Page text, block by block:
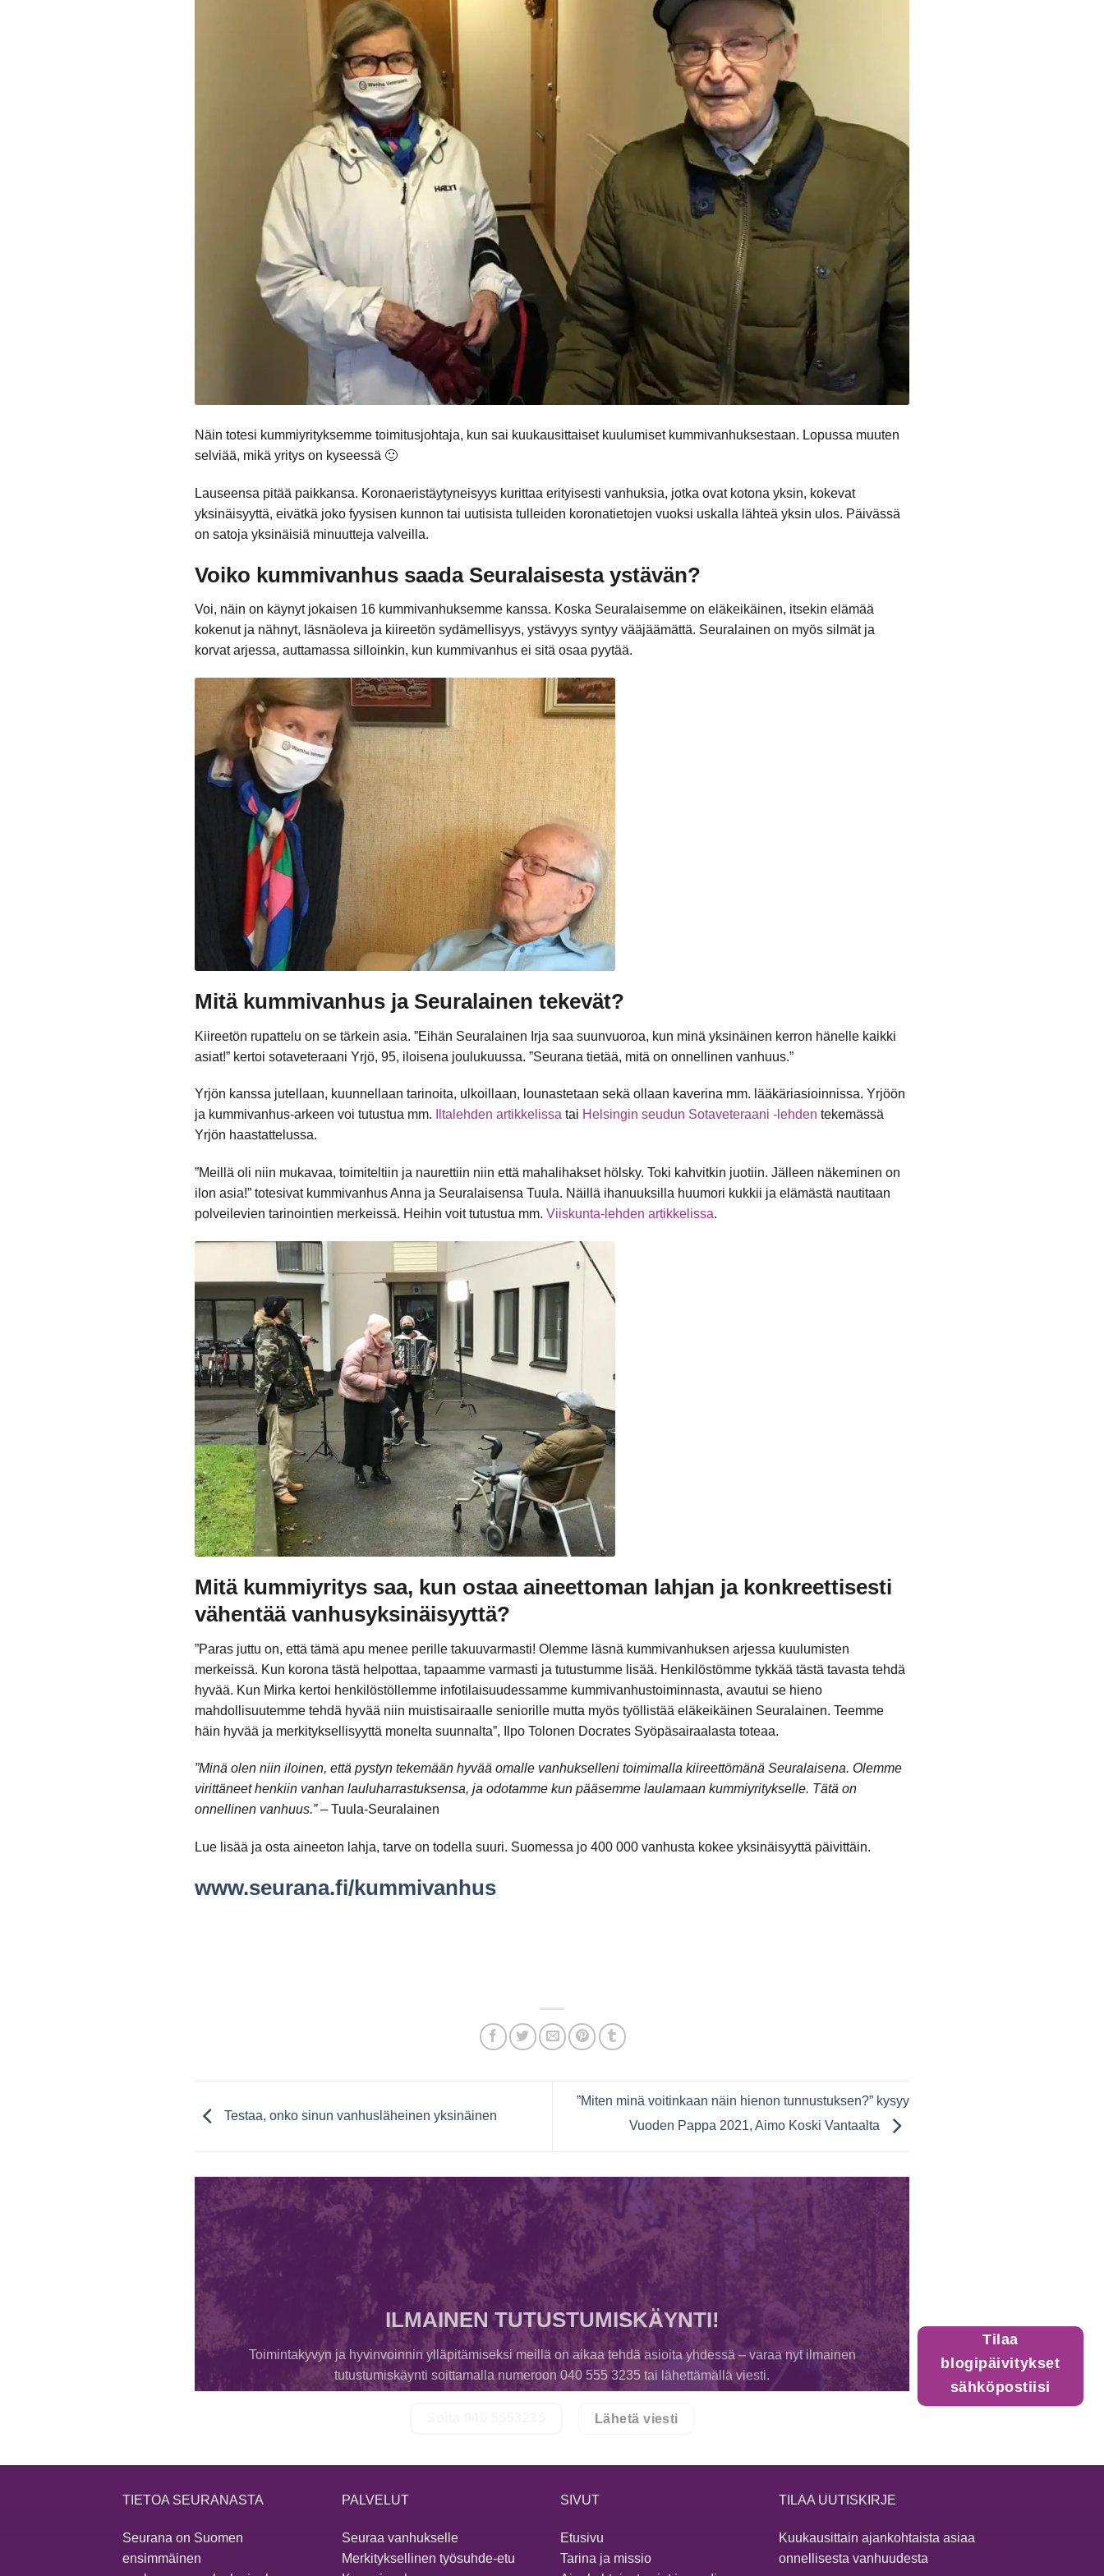
Näin totesi kummiyrityksemme toimitusjohtaja, kun sai kuukausittaiset kuulumiset kummivanhuksestaan. Lopussa muuten
selviää, mikä yritys on kyseessä 🙂
Lauseensa pitää paikkansa. Koronaeristäytyneisyys kurittaa erityisesti vanhuksia, jotka ovat kotona yksin, kokevat
yksinäisyyttä, eivätkä joko fyysisen kunnon tai uutisista tulleiden koronatietojen vuoksi uskalla lähteä yksin ulos. Päivässä
on satoja yksinäisiä minuutteja valveilla.
Voiko kummivanhus saada Seuralaisesta ystävän?
Voi, näin on käynyt jokaisen 16 kummivanhuksemme kanssa. Koska Seuralaisemme on eläkeikäinen, itsekin elämää
kokenut ja nähnyt, läsnäoleva ja kiireetön sydämellisyys, ystävyys syntyy vääjäämättä. Seuralainen on myös silmät ja
korvat arjessa, auttamassa silloinkin, kun kummivanhus ei sitä osaa pyytää.
Mitä kummivanhus ja Seuralainen tekevät?
Kiireetön rupattelu on se tärkein asia. ”Eihän Seuralainen Irja saa suunvuoroa, kun minä yksinäinen kerron hänelle kaikki
asiat!” kertoi sotaveteraani Yrjö, 95, iloisena joulukuussa. ”Seurana tietää, mitä on onnellinen vanhuus.”
Yrjön kanssa jutellaan, kuunnellaan tarinoita, ulkoillaan, lounastetaan sekä ollaan kaverina mm. lääkäriasioinnissa. Yrjöön
ja kummivanhus-arkeen voi tutustua mm.
Iltalehden artikkelissa tai Helsingin seudun Sotaveteraani -lehden tekemässä
Yrjön haastattelussa.
”Meillä oli niin mukavaa, toimiteltiin ja naurettiin niin että mahalihakset hölsky. Toki kahvitkin juotiin. Jälleen näkeminen on
ilon asia!” totesivat kummivanhus Anna ja Seuralaisensa Tuula. Näillä ihanuuksilla huumori kukkii ja elämästä nautitaan
polveilevien tarinointien merkeissä. Heihin voit tutustua mm. Viiskunta-lehden artikkelissa.
Mitä kummiyritys saa, kun ostaa aineettoman lahjan ja konkreettisesti
vähentää vanhusyksinäisyyttä?
”Paras juttu on, että tämä apu menee perille takuuvarmasti! Olemme läsnä kummivanhuksen arjessa kuulumisten
merkeissä. Kun korona tästä helpottaa, tapaamme varmasti ja tutustumme lisää. Henkilöstömme tykkää tästä tavasta tehdä
hyvää. Kun Mirka kertoi henkilöstöllemme infotilaisuudessamme kummivanhustoiminnasta, avautui se hieno
mahdollisuutemme tehdä hyvää niin muistisairaalle seniorille mutta myös työllistää eläkeikäinen Seuralainen. Teemme
häin hyvää ja merkityksellisyyttä monelta suunnalta”, Ilpo Tolonen Docrates Syöpäsairaalasta toteaa.
”Minä olen niin iloinen, että pystyn tekemään hyvää omalle vanhukselleni toimimalla kiireettömänä Seuralaisena. Olemme
virittäneet henkiin vanhan lauluharrastuksensa, ja odotamme kun pääsemme laulamaan kummiyritykselle. Tätä on
onnellinen vanhuus.”– Tuula-Seuralainen
Lue lisää ja osta aineeton lahja, tarve on todella suuri. Suomessa jo 400 000 vanhusta kokee yksinäisyyttä päivittäin.
www.seurana.fi/kummivanhus
Testaa, onko sinun vanhusläheinen yksinäinen
”Miten minä voitinkaan näin hienon tunnustuksen?” kysyy
Vuoden Pappa 2021, Aimo Koski Vantaalta
Tilaa
blogipäivitykset
sähköpostiisi
ILMAINEN TUTUSTUMISKÄYNTI!
Toimintakyvyn ja hyvinvoinnin ylläpitämiseksi meillä on aikaa tehdä asioita yhdessä – varaa nyt ilmainen
tutustumiskäynti soittamalla numeroon 040 555 3235 tai lähettämällä viesti.
Lähetä viesti
TIETOA SEURANASTA
Seurana on Suomen
ensimmäinen
PALVELUT
Seuraa vanhukselle
Merkityksellinen työsuhde-etu
SIVUT
Etusivu
Tarina ja missio
TILAA UUTISKIRJE
Kuukausittain ajankohtaista asiaa
onnellisesta vanhuudesta